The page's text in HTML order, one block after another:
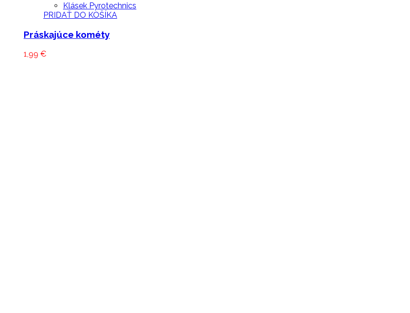
Klásek Pyrotechnics
PRIDAŤ DO KOŠÍKA
Práskajúce kométy
1,99 €